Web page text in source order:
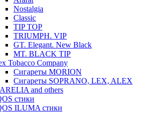
Nostalgia
Classic
TIP TOP
TRIUMPH. VIP
GT. Elegant. New Black
MT. BLACK TIP
Tobacco Company
Сигареты MORION
Сигареты SOPRANO, LEX, ALEX
and others
стики
ILUMA стики